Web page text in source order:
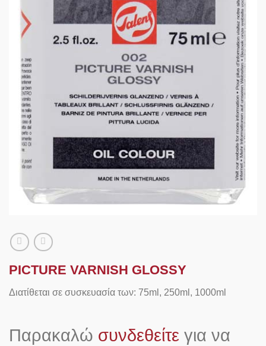
PICTURE VARNISH GLOSSY
Διατίθεται σε συσκευασία των: 75ml, 250ml, 1000ml
Παρακαλώ συνδεθείτε για να